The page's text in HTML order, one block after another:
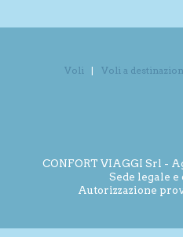
Voli
Voli a
CONFORT VIAGGI Srl -
Sede legale e
Autorizzazione